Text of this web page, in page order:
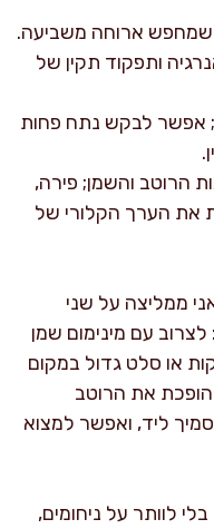
שמחפש ארוחה משביעה.
ותפקוד תקין של
אפשר לבקש נתח פחות
הרוטב והשמן; פירה,
את הערך הקלורי של
ממליצה על שני
עם מינימום שמן
או סלט גדול במקום
את הרוטב
ליד, ואפשר למצוא
לוותר על ניחומים,